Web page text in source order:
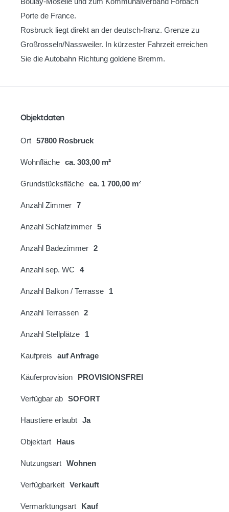
Porte de France.
Rosbruck liegt direkt an der deutsch-franz. Grenze zu
Großrosseln/Nassweiler. In kürzester Fahrzeit erreichen
Sie die Autobahn Richtung goldene Bremm.
Objektdaten
Ort 57800 Rosbruck
Wohnfläche ca. 303,00 m²
Grundstücksfläche ca. 1 700,00 m²
Anzahl Zimmer 7
Anzahl Schlafzimmer 5
Anzahl Badezimmer 2
Anzahl sep. WC 4
Anzahl Balkon / Terrasse 1
Anzahl Terrassen 2
Anzahl Stellplätze 1
Kaufpreis auf Anfrage
Käuferprovision PROVISIONSFREI
Verfügbar ab SOFORT
Haustiere erlaubt Ja
Objektart Haus
Nutzungsart Wohnen
Verfügbarkeit Verkauft
Vermarktungsart Kauf